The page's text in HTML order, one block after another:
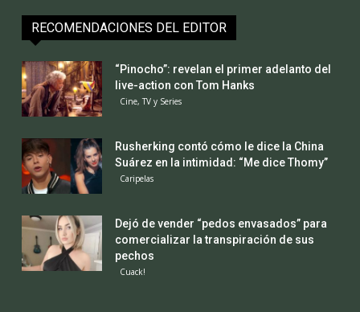
RECOMENDACIONES DEL EDITOR
“Pinocho”: revelan el primer adelanto del
live-action con Tom Hanks
Cine, TV y Series
Rusherking contó cómo le dice la China
Suárez en la intimidad: “Me dice Thomy”
Caripelas
Dejó de vender “pedos envasados” para
comercializar la transpiración de sus
pechos
Cuack!